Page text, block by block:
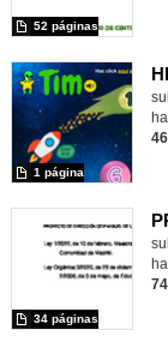
52 páginas
1 página
46
34 páginas
74